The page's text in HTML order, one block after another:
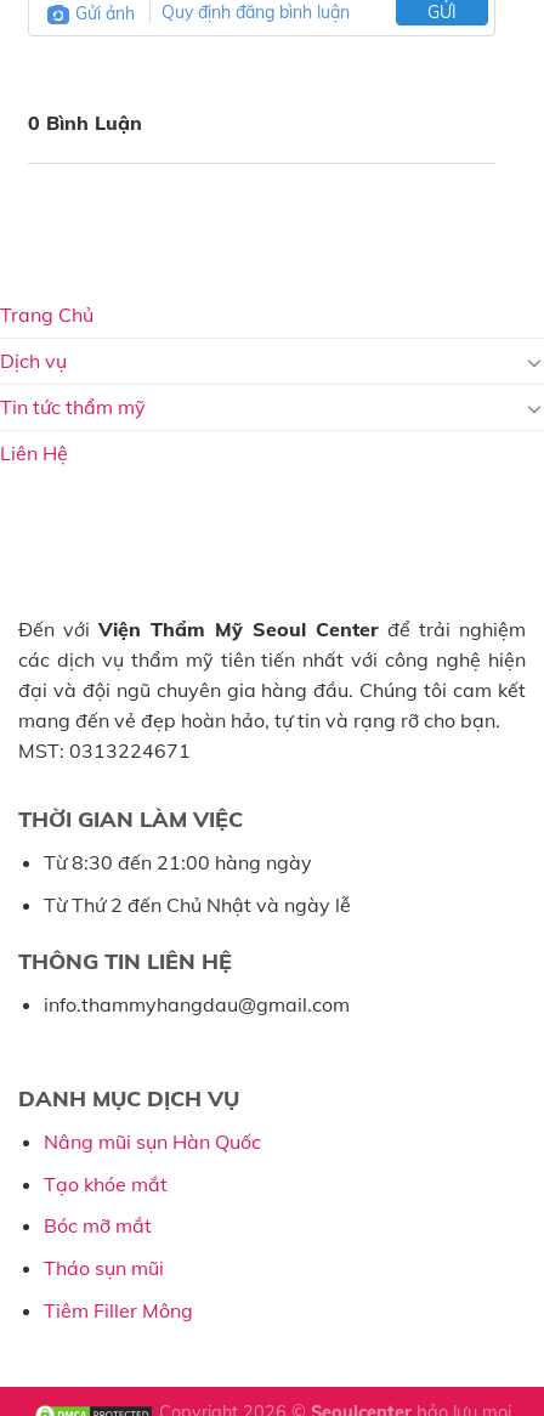
Gửi ảnh Quy định đăng bình luận GỬI
0 Bình Luận
Trang Chủ
Dịch vụ
Tin tức thẩm mỹ
Liên Hệ
Đến với Viện Thẩm Mỹ Seoul Center để trải nghiệm
các dịch vụ thẩm mỹ tiên tiến nhất với công nghệ hiện
đại và đội ngũ chuyên gia hàng đầu. Chúng tôi cam kết
mang đến vẻ đẹp hoàn hảo, tự tin và rạng rỡ cho bạn.
MST: 0313224671
THỜI GIAN LÀM VIỆC
Từ 8:30 đến 21:00 hàng ngày
Từ Thứ 2 đến Chủ Nhật và ngày lễ
THÔNG TIN LIÊN HỆ
info.thammyhangdau@gmail.com
DANH MỤC DỊCH VỤ
Nâng mũi sụn Hàn Quốc
Tạo khóe mắt
Bóc mỡ mắt
Tháo sụn mũi
Tiêm Filler Mông